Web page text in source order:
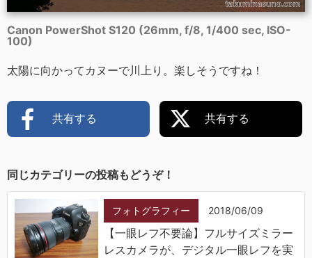
Canon PowerShot S120 (26mm, f/8, 1/400 sec, ISO-
100)
太陽に向かってカヌーで川上り。楽しそうですね！
共有する 共有する
同じカテゴリーの投稿もどうぞ！
フォトグラフィー 2018/06/09
【一眼レフ不要論】フルサイズミラー
レスカメラが、デジタル一眼レフを実